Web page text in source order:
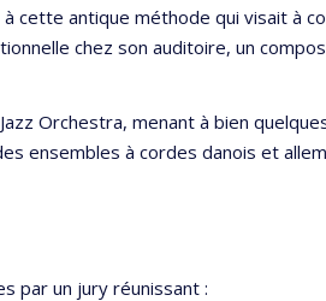
cette antique méthode qui visait à
chez son auditoire, un
Orchestra, menant à bien
ensembles à cordes danois et
par un jury réunissant :